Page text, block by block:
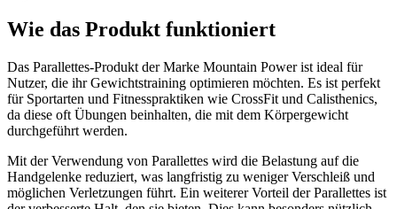
Wie das Produkt funktioniert
Das Parallettes-Produkt der Marke Mountain Power ist ideal für
Nutzer, die ihr Gewichtstraining optimieren möchten. Es ist perfekt
für Sportarten und Fitnesspraktiken wie CrossFit und Calisthenics,
da diese oft Übungen beinhalten, die mit dem Körpergewicht
durchgeführt werden.
Mit der Verwendung von Parallettes wird die Belastung auf die
Handgelenke reduziert, was langfristig zu weniger Verschleiß und
möglichen Verletzungen führt. Ein weiterer Vorteil der Parallettes ist